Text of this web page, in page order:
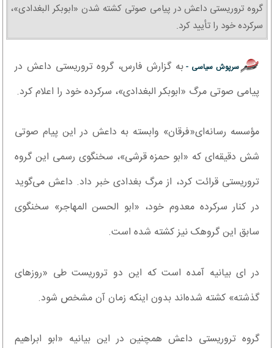
گروه تروریستی داعش در پیامی صوتی کشته شدن «ابوبکر البغدادی»،
سرکرده خود را تأیید کرد.
سرپوش سیاسی -به گزارش فارس، گروه تروریستی داعش در
پیامی صوتی مرگ «ابوبکر البغدادی»، سرکرده خود را اعلام کرد.
مؤسسه‌ رسانه‌ای«فرقان» وابسته به داعش در این پیام صوتی
شش دقیقه‌ای که «ابو حمزه قرشی»، سخنگوی رسمی این گروه
تروریستی قرائت کرد، از مرگ بغدادی خبر داد. داعش می‌گوید
در کنار سرکرده معدوم خود، «ابو الحسن المهاجر» سخنگوی
سابق این گروهک نیز کشته شده است.
در ای بیانیه آمده است که این دو تروریست طی «روزهای
گذشته» کشته شده‌اند بدون اینکه زمان آن مشخص شود.
گروه تروریستی داعش همچنین در این بیانیه «ابو ابراهیم